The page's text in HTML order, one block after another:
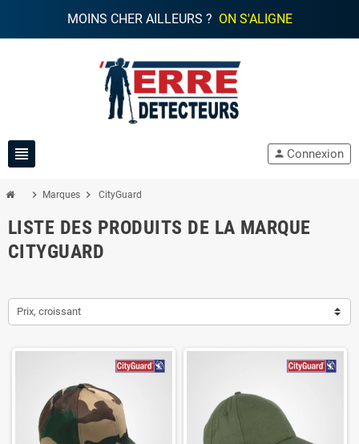
MOINS CHER AILLEURS ? ON S'ALIGNE
view_headline person Connexion
chevron_right Marques chevron_right CityGuard
LISTE DES PRODUITS DE LA MARQUE
CITYGUARD
Prix, croissant